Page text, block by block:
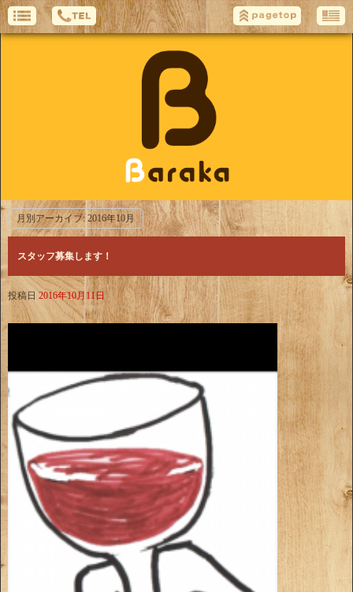
月別アーカイブ: 2016年10月
スタッフ募集します！
投稿日 2016年10月11日